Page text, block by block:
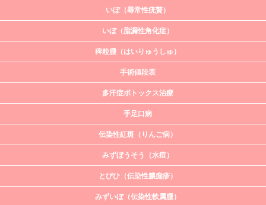
いぼ（尋常性疣贅）
いぼ（脂漏性角化症）
稗粒腫（はいりゅうしゅ）
手術値段表
多汗症ボトックス治療
手足口病
伝染性紅斑（りんご病）
みずぼうそう（水痘）
とびひ（伝染性膿痂疹）
みずいぼ（伝染性軟属腫）